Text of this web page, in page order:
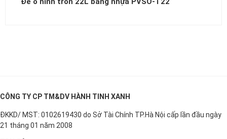
CÔNG TY CP TM&DV HÀNH TINH XANH
ĐKKD/ MST: 0102619430 do Sở Tài Chính TP.Hà Nội cấp lần đầu ngày
21 tháng 01 năm 2008